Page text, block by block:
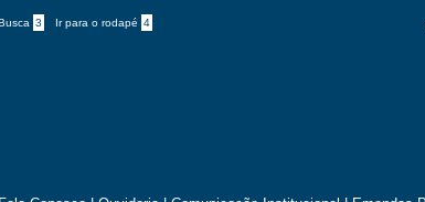
3 Ir para o rodapé 4